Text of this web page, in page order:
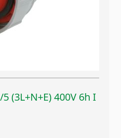
(3L+N+E) 400V 6h I